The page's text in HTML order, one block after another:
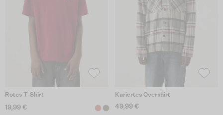
Rotes T-Shirt
19,99 €
Kariertes Overshirt
49,99 €